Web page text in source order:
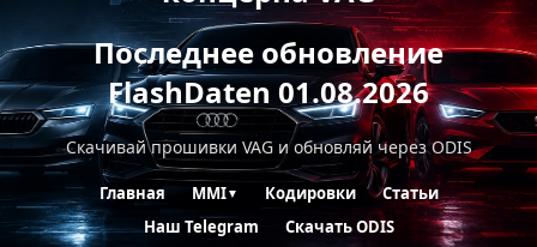
Последнее обновление
FlashDaten 01.08.2026
Скачивай прошивки VAG и обновляй через ODIS
Главная MMI▼ Кодировки
Статьи
Наш Telegram
Скачать ODIS